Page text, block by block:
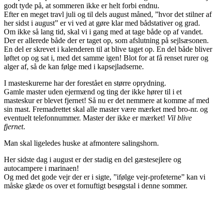
godt tyde på, at sommeren ikke er helt forbi endnu.
Efter en meget travl juli og til dels august måned, ”hvor det stilner af
her sidst i august” er vi ved at gøre klar med bådstativer og grad.
Om ikke så lang tid, skal vi i gang med at tage både op af vandet.
Der er allerede både der er taget op, som afslutning på sejlsæsonen.
En del er skrevet i kalenderen til at blive taget op. En del både bliver
løftet op og sat i, med det samme igen! Blot for at få renset rurer og
alger af, så de kan følge med i kapsejladserne.
I masteskurerne har der forestået en større oprydning.
Gamle master uden ejermænd og ting der ikke hører til i et
masteskur er blevet fjernet! Så nu er det nemmere at komme af med
sin mast. Fremadrettet skal alle master være mærket med bro-nr. og
eventuelt telefonnummer. Master der ikke er mærket! Vil blive
fjernet.
Man skal ligeledes huske at afmontere salingshorn.
Her sidste dag i august er der stadig en del gæstesejlere og
autocampere i marinaen!
Og med det gode vejr der er i sigte, ”ifølge vejr-profeterne” kan vi
måske glæde os over et fornuftigt besøgstal i denne sommer.